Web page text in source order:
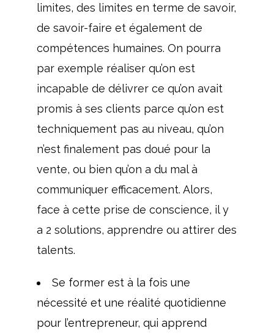
limites, des limites en terme de savoir,
de savoir-faire et également de
compétences humaines. On pourra
par exemple réaliser qu’on est
incapable de délivrer ce qu’on avait
promis à ses clients parce qu’on est
techniquement pas au niveau, qu’on
n’est finalement pas doué pour la
vente, ou bien qu’on a du mal à
communiquer efficacement. Alors,
face à cette prise de conscience, il y
a 2 solutions, apprendre ou attirer des
talents.
Se former est à la fois une
nécessité et une réalité quotidienne
pour l’entrepreneur, qui apprend